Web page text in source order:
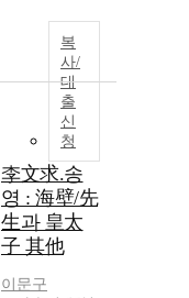
복
사/
대
출
신
청
李文求.송
영 : 海壁/先
生과 皇太
子 其他
이문구